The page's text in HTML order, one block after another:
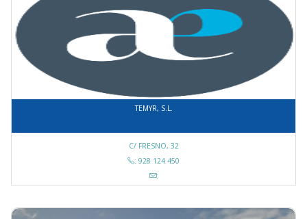
TEMYR, S.L.
C/ FRESNO, 32
: 928 124 450
: